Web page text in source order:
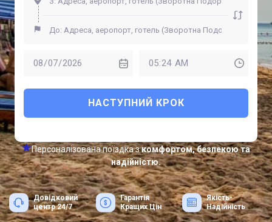
НАСТУПНИЙ КРОК
Персоналізована поїздка зкомфортом, безпекою та
надійністю.
Довідковий
центр 24/7
Гарантія
Кращих Цін
Якість-
Надійність